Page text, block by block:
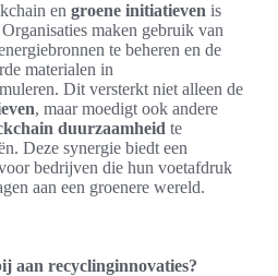
en groene initiatieven is
maken gebruik van
te beheren en de
materialen in
Dit versterkt niet alleen de
, maar moedigt ook andere
duurzaamheid te
Deze synergie biedt een
bedrijven die hun voetafdruk
aan een groenere wereld.
aan recyclinginnovaties?